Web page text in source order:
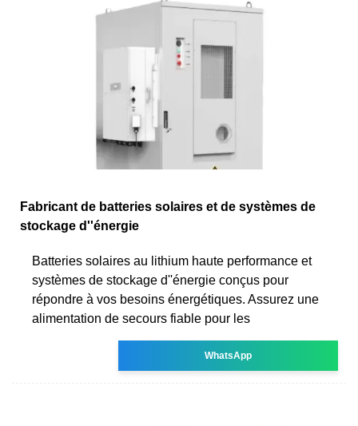
Fabricant de batteries solaires et de systèmes de
stockage d''énergie
Batteries solaires au lithium haute performance et
systèmes de stockage d''énergie conçus pour
répondre à vos besoins énergétiques. Assurez une
alimentation de secours fiable pour les
WhatsApp